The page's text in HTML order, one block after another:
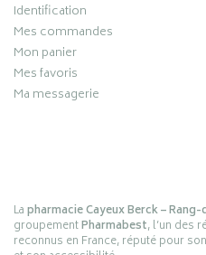
Identification
Mes commandes
Mon panier
Mes favoris
Ma messagerie
Lapharmacie Cayeux Berck –
groupementPharmabest, l’un des
reconnus en France, réputé pour